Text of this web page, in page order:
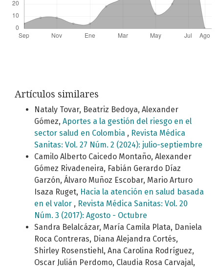
Artículos similares
Nataly Tovar, Beatriz Bedoya, Alexander
Gómez, Aportes a la gestión del riesgo en el
sector salud en Colombia , Revista Médica
Sanitas: Vol. 27 Núm. 2 (2024): julio-septiembre
Camilo Alberto Caicedo Montaño, Alexander
Gómez Rivadeneira, Fabián Gerardo Díaz
Garzón, Álvaro Muñoz Escobar, Mario Arturo
Isaza Ruget, Hacia la atención en salud basada
en el valor , Revista Médica Sanitas: Vol. 20
Núm. 3 (2017): Agosto - Octubre
Sandra Belalcázar, María Camila Plata, Daniela
Roca Contreras, Diana Alejandra Cortés,
Shirley Rosenstiehl, Ana Carolina Rodríguez,
Oscar Julián Perdomo, Claudia Rosa Carvajal,